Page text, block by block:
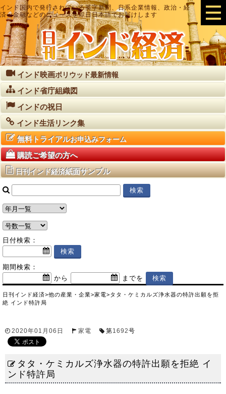
インド国内で発行されている英字新聞、日系企業情報、政治・経
済・金融などのニュースを即日日本語でお届けします
インド映画ボリウッド最新情報
インド省庁組織図
インドの祝日
インド生活リンク集
無料トライアルお申込みフォーム
購読ご希望の方へ
日刊インド経済紙面サンプル
日付検索：
期間検索：
から
までを
日刊インド経済>他の産業・企業>家電>タタ・ケミカルズ浄水器の特許出願を拒
絶 インド特許局
2020年01月06日 家電 第1692号
タタ・ケミカルズ浄水器の特許出願を拒絶 イ
ンド特許局